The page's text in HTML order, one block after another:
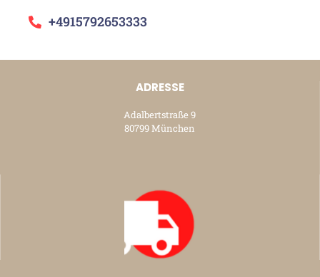
+4915792653333
ADRESSE
Adalbertstraße 9
80799 München